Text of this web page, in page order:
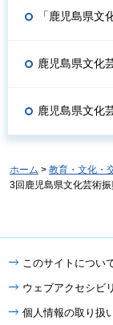
「鹿児島県文
鹿児島県文化
鹿児島県文化
ホーム > 教育・文化・
3回鹿児島県文化芸術
このサイトについ
ウェブアクセシビ
個人情報の取り扱